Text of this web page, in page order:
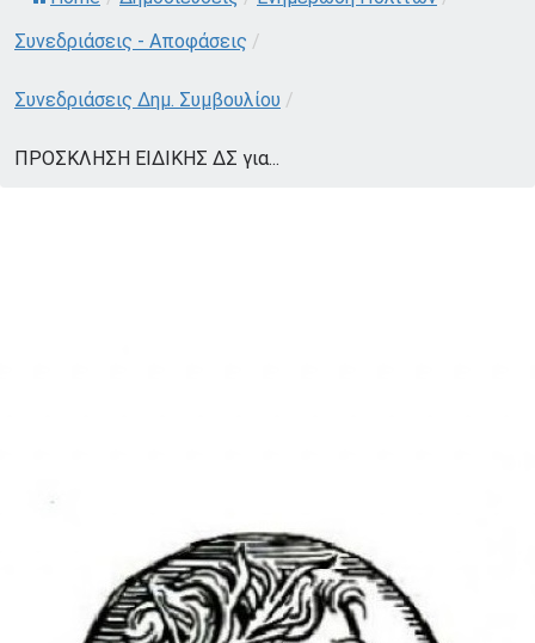
Συνεδριάσεις - Αποφάσεις /
Συνεδριάσεις Δημ. Συμβουλίου /
ΠΡΟΣΚΛΗΣΗ ΕΙΔΙΚΗΣ ΔΣ για...